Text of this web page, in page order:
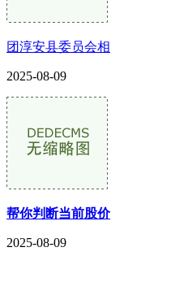
团淳安县委员会相
2025-08-09
帮你判断当前股价
2025-08-09